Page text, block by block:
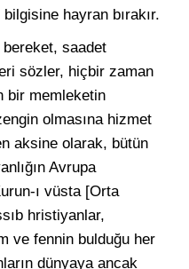
hayran bırakır.
bereket, saadet
sözler, hiçbir zaman
bir memleketin
olmasına hizmet
aksine olarak, bütün
Avrupa
ı vüsta [Orta
hristiyanlar,
ve fennin bulduğu her
dünyaya ancak